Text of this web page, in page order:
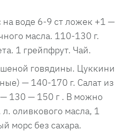
на воде 6-9 ст ложек +1 —
масла. 110-130 г.
1 грейпфрут. Чай.
говядины. Цуккини
— 140-170 г. Салат из
130 — 150 г . В можно
оливкового масла, 1
морс без сахара.